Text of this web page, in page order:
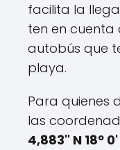
facilita la
ten en cuenta
autobús que
playa.
Para quienes
las
4,883" N 18º